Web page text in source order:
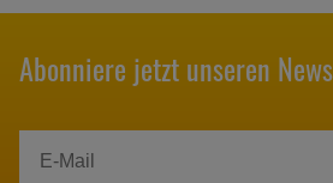
Abonniere jetzt unseren